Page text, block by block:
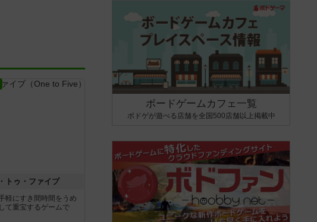
トゥ・ファイブ
軽にすき間時間をうめ
て重宝するゲームで
ボードゲームカフェ一覧
ボドゲが遊べる店舗を全国500店舗以上掲載中